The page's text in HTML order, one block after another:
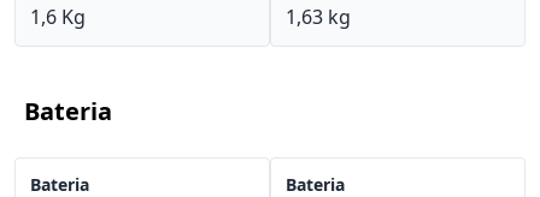
1,6 Kg 1,63 kg
Bateria
Bateria Bateria